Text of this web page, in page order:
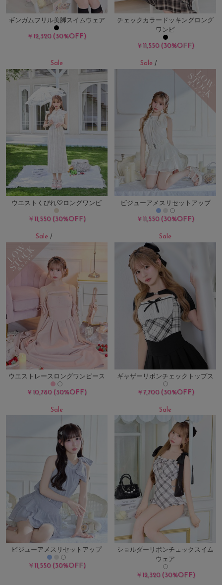
ギンガムフリル美脚スイムウェア
￥12,320(30%OFF)
チェックカラードッキングロング
ワンピ
￥11,550(30%OFF)
Sale
ウエストくびれ♡ロングワンピ
￥11,550(30%OFF)
Sale/
ビジューアメスリセットアップ
￥11,550(30%OFF)
Sale /
ウエストレースロングワンピース
￥10,780(30%OFF)
Sale
ギャザーリボンチェックトップス
￥7,700(30%OFF)
Sale
ビジューアメスリセットアップ
￥11,550(30%OFF)
Sale
ショルダーリボンチェックスイム
ウェア
￥12,320(30%OFF)